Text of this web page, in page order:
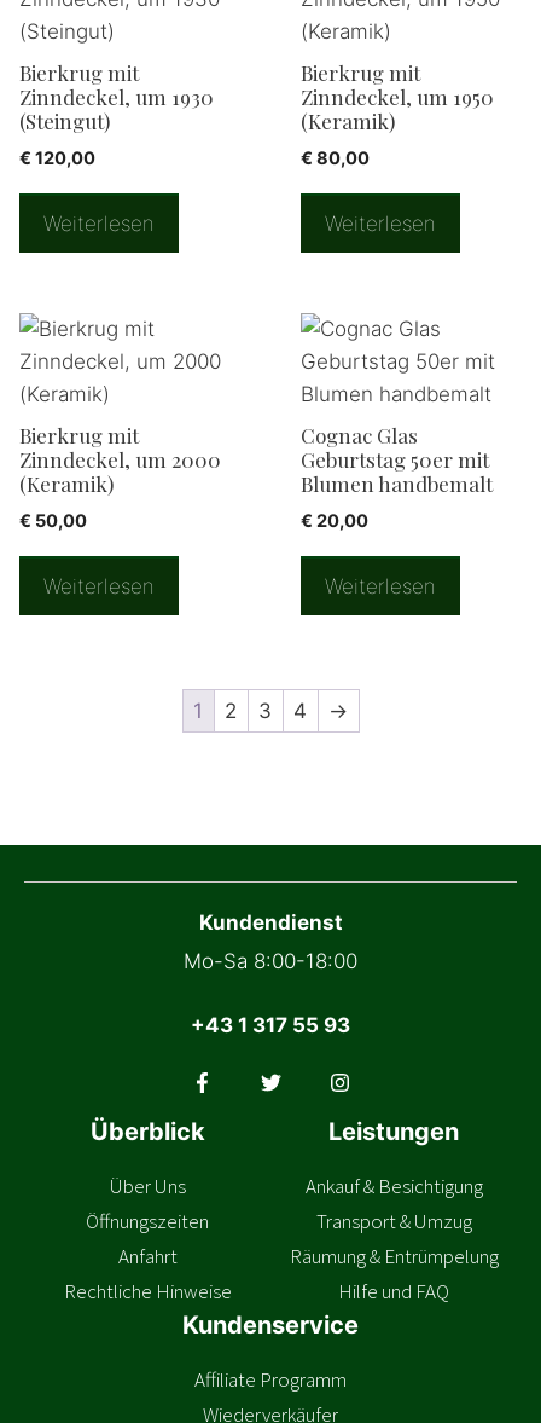
Bierkrug mit
Zinndeckel, um 1930
(Steingut)
€ 120,00
Weiterlesen
Bierkrug mit
Zinndeckel, um 1950
(Keramik)
€ 80,00
Weiterlesen
Bierkrug mit
Zinndeckel, um 2000
(Keramik)
€ 50,00
Weiterlesen
Cognac Glas
Geburtstag 50er mit
Blumen handbemalt
€ 20,00
Weiterlesen
1 2 3 4 →
Kundendienst
Mo-Sa 8:00-18:00
+43 1 317 55 93
Überblick
Über Uns
Öffnungszeiten
Anfahrt
Rechtliche Hinweise
Leistungen
Ankauf & Besichtigung
Transport & Umzug
Räumung & Entrümpelung
Hilfe und FAQ
Kundenservice
Affiliate Programm
Wiederverkäufer